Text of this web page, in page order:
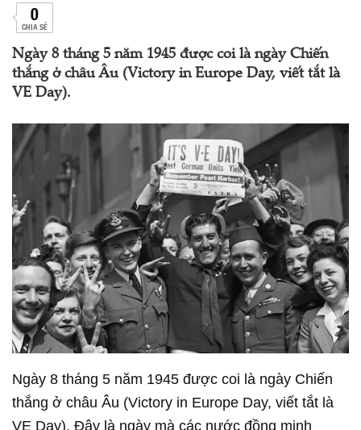
0
CHIA SẺ
Ngày 8 tháng 5 năm 1945 được coi là ngày Chiến
thắng ở châu Âu (Victory in Europe Day, viết tắt là
VE Day).
Ngày 8 tháng 5 năm 1945 được coi là ngày Chiến
thắng ở châu Âu (Victory in Europe Day, viết tắt là
VE Day). Đây là ngày mà các nước đồng minh